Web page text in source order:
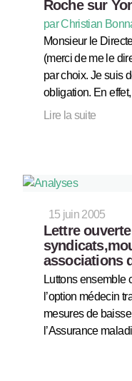
Roche sur
par Christian
Monsieur le
(merci de me le
par choix. Je suis
obligation. En
Lire la suite
15 juin 2005
Lettre
associations
Luttons ensemble
l’option médecin
mesures de
l’Assurance